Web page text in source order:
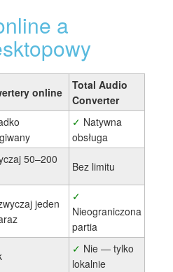
a
online
Total Audio
Converter
✓ Natywna
obsługa
50–200
Bez limitu
jeden
✓
Nieograniczona
partia
✓ Nie — tylko
lokalnie